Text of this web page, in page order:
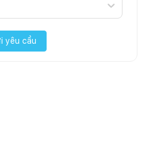
yêu cầu